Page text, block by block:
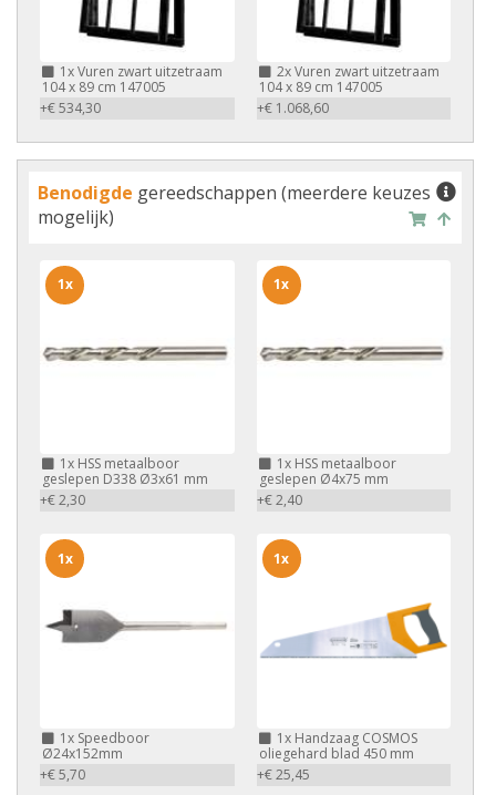
1xVuren zwart uitzetraam
104 x 89 cm 147005
+€ 534,30
2xVuren zwart uitzetraam
104 x 89 cm 147005
+€ 1.068,60
Benodigde gereedschappen (meerdere keuzes
mogelijk)
1x HSS metaalboor
geslepen D338 Ø3x61 mm
+€ 2,30
1x
1xHSS metaalboor
geslepen Ø4x75 mm
+€ 2,40
1x
1x Speedboor
Ø24x152mm
+€ 5,70
1x
1xHandzaag COSMOS
oliegehard blad 450 mm
+€ 25,45
1x